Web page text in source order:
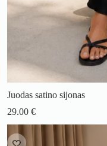
Juodas satino sijonas
29.00€